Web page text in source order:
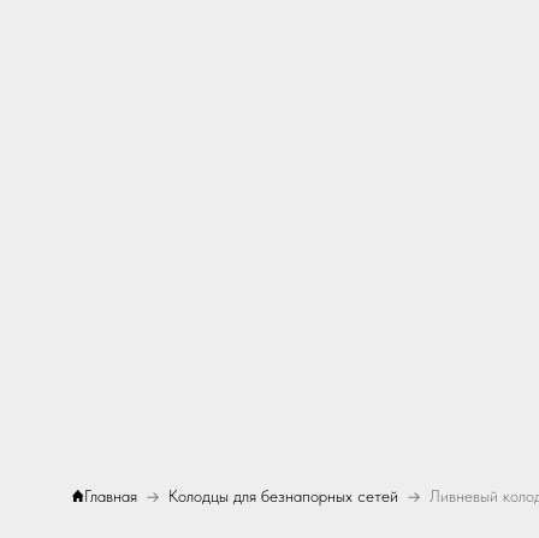
Главная Колодцы для безнапорных сетей